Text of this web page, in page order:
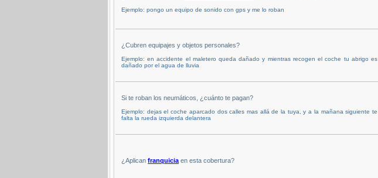
Ejemplo: pongo un equipo de sonido con gps y me lo roban
¿Cubren equipajes y objetos personales?
Ejemplo: en accidente el maletero queda dañado y mientras recogen el coche tu abrigo es
dañado por el agua de lluvia
Si te roban los neumáticos, ¿cuánto te pagan?
Ejemplo: dejas el coche aparcado dos calles mas allá de la tuya, y a la mañana siguiente te
falta la rueda izquierda delantera
¿Aplican franquicia en esta cobertura?